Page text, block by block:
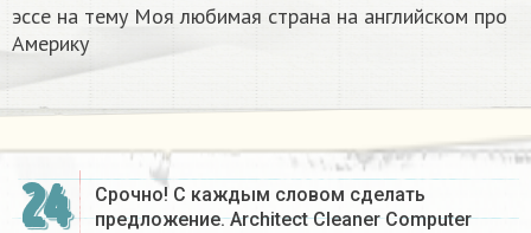
эссе на тему Моя любимая страна на английском про
Америку​
24
Срочно! С каждым словом сделать
предложение. Architect Cleaner Computer